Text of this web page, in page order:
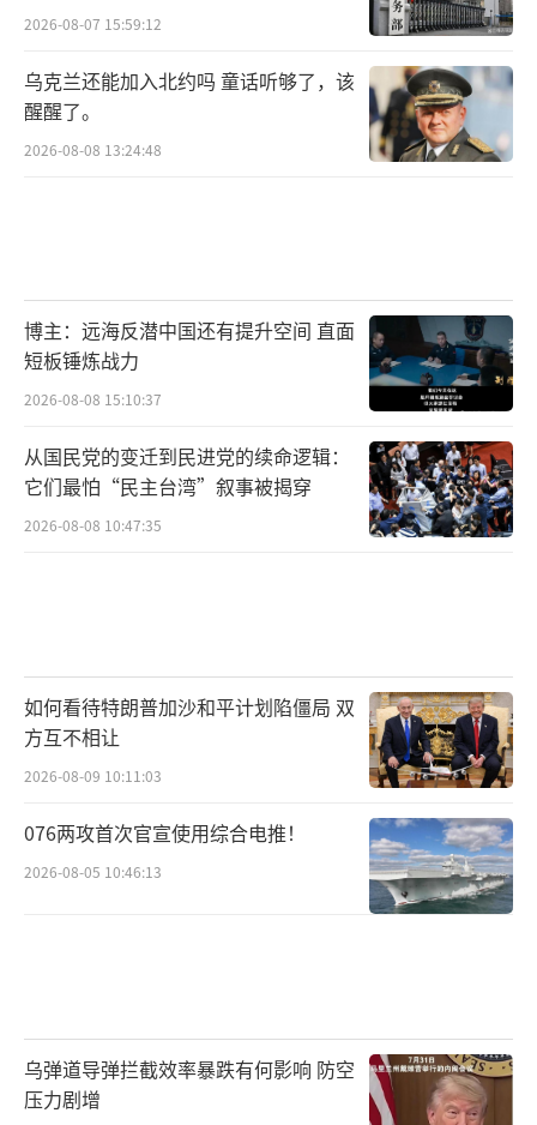
2026-08-07 15:59:12
乌克兰还能加入北约吗 童话听够了，该
醒醒了。
2026-08-08 13:24:48
博主：远海反潜中国还有提升空间 直面
短板锤炼战力
2026-08-08 15:10:37
从国民党的变迁到民进党的续命逻辑：
它们最怕“民主台湾”叙事被揭穿
2026-08-08 10:47:35
如何看待特朗普加沙和平计划陷僵局 双
方互不相让
2026-08-09 10:11:03
076两攻首次官宣使用综合电推！
2026-08-05 10:46:13
乌弹道导弹拦截效率暴跌有何影响 防空
压力剧增